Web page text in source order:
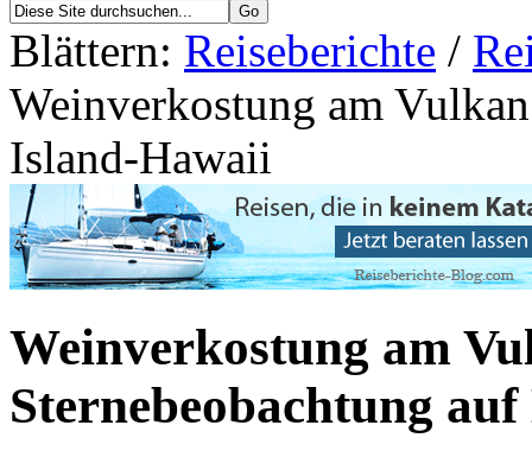
Blättern: Reiseberichte /
Weinverkostung am
Island-Hawaii
Weinverkostung am
Sternebeobachtung